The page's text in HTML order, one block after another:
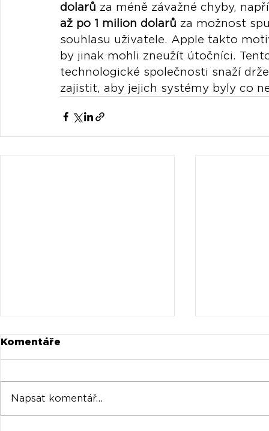
dolarů za méně závažné chyby,
až po 1 milion dolarů za možnost
souhlasu uživatele. Apple takto
by jinak mohli zneužít útočníci.
technologické společnosti snaží
zajistit, aby jejich systémy byly co
Komentáře
Napsat komentář...